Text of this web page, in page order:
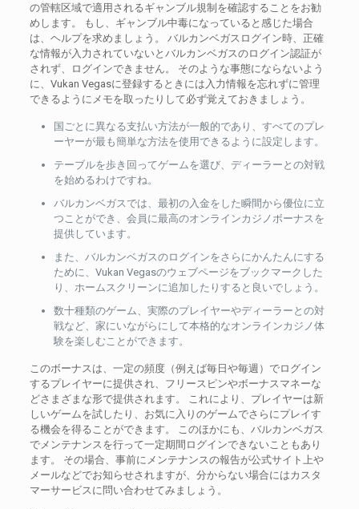
の管轄区域で適用されるギャンブル規制を確認することをお勧
めします。 もし、ギャンブル中毒になっていると感じた場合
は、ヘルプを求めましょう。 バルカンベガスログイン時、正確
な情報が入力されていないとバルカンベガスのログイン認証が
されず、ログインできません。 そのような事態にならないよう
に、Vukan Vegasに登録するときには入力情報を忘れずに管理
できるようにメモを取ったりして必ず覚えておきましょう。
国ごとに異なる支払い方法が一般的であり、すべてのプレ
ーヤーが最も簡単な方法を使用できるように設定します。
テーブルを歩き回ってゲームを選び、ディーラーとの対戦
を始めるわけですね。
バルカンベガスでは、最初の入金をした瞬間から優位に立
つことができ、会員に最高のオンラインカジノボーナスを
提供しています。
また、バルカンベガスのログインをさらにかんたんにする
ために、Vukan Vegasのウェブページをブックマークした
り、ホームスクリーンに追加したりすると良いでしょう。
数十種類のゲーム、実際のプレイヤーやディーラーとの対
戦など、家にいながらにして本格的なオンラインカジノ体
験を楽しむことができます。
このボーナスは、一定の頻度（例えば毎日や毎週）でログイン
するプレイヤーに提供され、フリースピンやボーナスマネーな
どさまざまな形で提供されます。 これにより、プレイヤーは新
しいゲームを試したり、お気に入りのゲームでさらにプレイす
る機会を得ることができます。 このほかにも、バルカンベガス
でメンテナンスを行って一定期間ログインできないこともあり
ます。 その場合、事前にメンテナンスの報告が公式サイト上や
メールなどでお知らせされますが、分からない場合にはカスタ
マーサービスに問い合わせてみましょう。